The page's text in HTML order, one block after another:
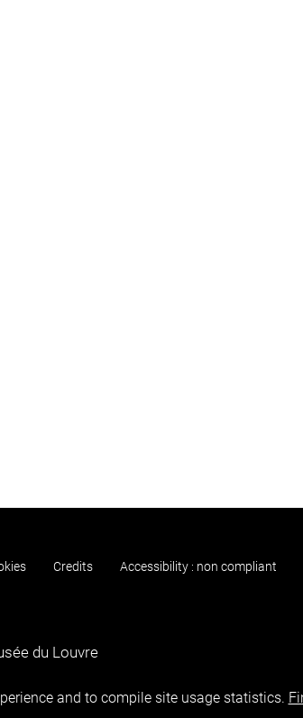
Credits Accessibility : non compliant
and to compile site usage statistics.